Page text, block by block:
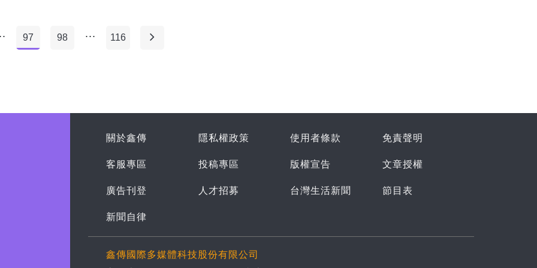
97 98 ... 116
關於鑫傳 隱私權政策 使用者條款 免責聲明
客服專區 投稿專區 版權宣告 文章授權
廣告刊登 人才招募 台灣生活新聞 節目表
新聞自律
鑫傳國際多媒體科技股份有限公司